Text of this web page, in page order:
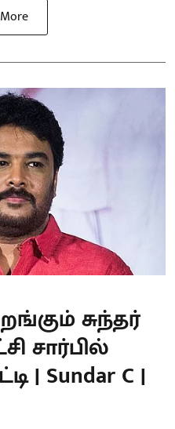
சுந்தர்
சார்பில்
| Sundar C |